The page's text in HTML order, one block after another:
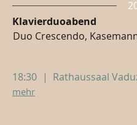
Klavierduoabend
Duo Crescendo,
18:30 | Rathaussaal
mehr